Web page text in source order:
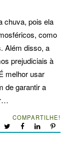
chuva, pois ela
como
Além disso, a
prejudiciais à
melhor usar
de garantir a
COMPARTILHE!